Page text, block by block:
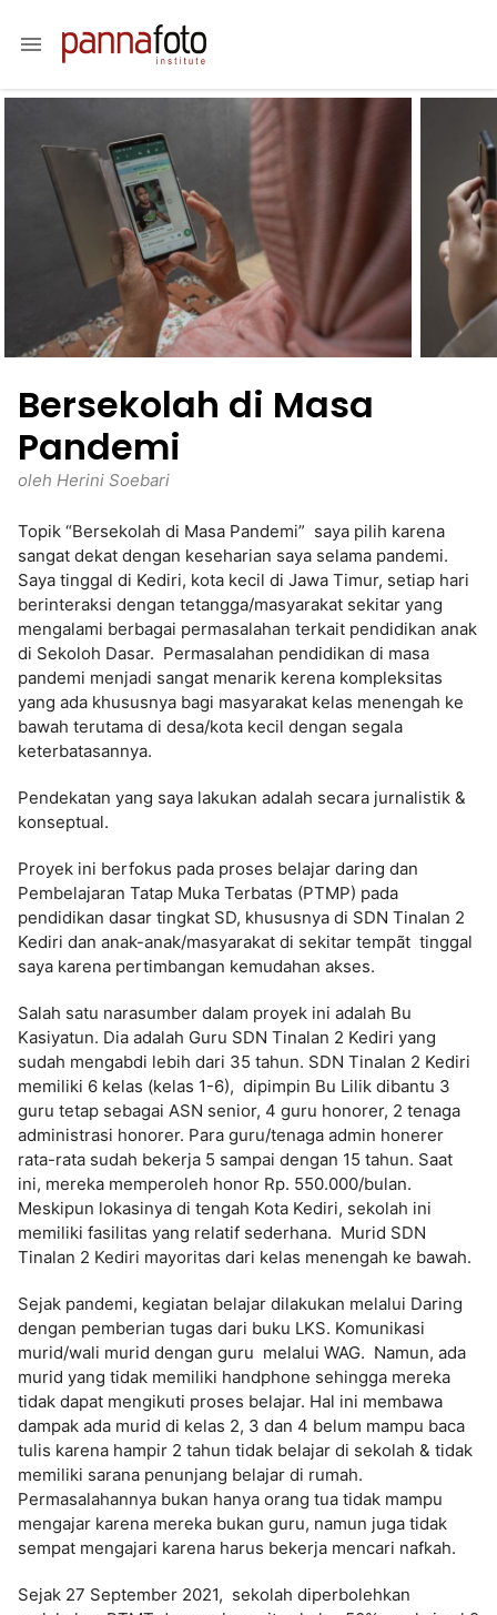
menu
Bersekolah di Masa
Pandemi
oleh Herini Soebari
Topik “Bersekolah di Masa Pandemi” saya pilih karena
sangat dekat dengan keseharian saya selama pandemi.
Saya tinggal di Kediri, kota kecil di Jawa Timur, setiap hari
berinteraksi dengan tetangga/masyarakat sekitar yang
mengalami berbagai permasalahan terkait pendidikan anak
di Sekoloh Dasar. Permasalahan pendidikan di masa
pandemi menjadi sangat menarik kerena kompleksitas
yang ada khususnya bagi masyarakat kelas menengah ke
bawah terutama di desa/kota kecil dengan segala
keterbatasannya.
Pendekatan yang saya lakukan adalah secara jurnalistik &
konseptual.
Proyek ini berfokus pada proses belajar daring dan
Pembelajaran Tatap Muka Terbatas (PTMP) pada
pendidikan dasar tingkat SD, khususnya di SDN Tinalan 2
Kediri dan anak-anak/masyarakat di sekitar tempãt tinggal
saya karena pertimbangan kemudahan akses.
Salah satu narasumber dalam proyek ini adalah Bu
Kasiyatun. Dia adalah Guru SDN Tinalan 2 Kediri yang
sudah mengabdi lebih dari 35 tahun. SDN Tinalan 2 Kediri
memiliki 6 kelas (kelas 1-6), dipimpin Bu Lilik dibantu 3
guru tetap sebagai ASN senior, 4 guru honorer, 2 tenaga
administrasi honorer. Para guru/tenaga admin honerer
rata-rata sudah bekerja 5 sampai dengan 15 tahun. Saat
ini, mereka memperoleh honor Rp. 550.000/bulan.
Meskipun lokasinya di tengah Kota Kediri, sekolah ini
memiliki fasilitas yang relatif sederhana. Murid SDN
Tinalan 2 Kediri mayoritas dari kelas menengah ke bawah.
Sejak pandemi, kegiatan belajar dilakukan melalui Daring
dengan pemberian tugas dari buku LKS. Komunikasi
murid/wali murid dengan guru melalui WAG. Namun, ada
murid yang tidak memiliki handphone sehingga mereka
tidak dapat mengikuti proses belajar. Hal ini membawa
dampak ada murid di kelas 2, 3 dan 4 belum mampu baca
tulis karena hampir 2 tahun tidak belajar di sekolah & tidak
memiliki sarana penunjang belajar di rumah.
Permasalahannya bukan hanya orang tua tidak mampu
mengajar karena mereka bukan guru, namun juga tidak
sempat mengajari karena harus bekerja mencari nafkah.
Sejak 27 September 2021, sekolah diperbolehkan